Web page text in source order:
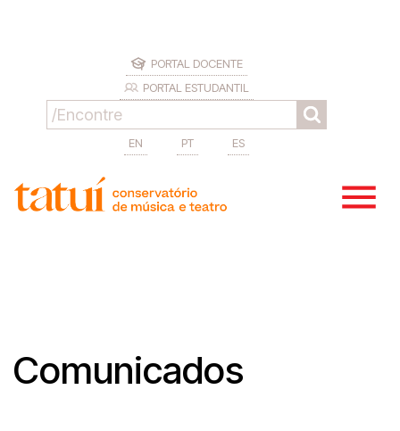
PORTAL DOCENTE
PORTAL ESTUDANTIL
EN PT ES
Comunicados